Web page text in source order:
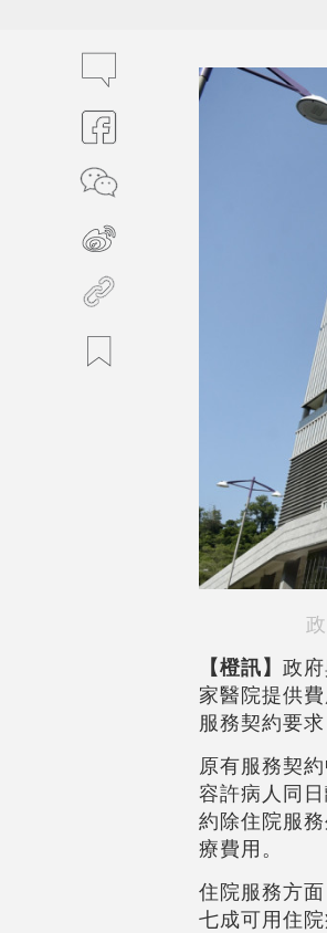
【橙訊】 政
家醫院提供
服務契約要
原有服務契
容許病人同
約除住院服
療費用。
住院服務方
七成可用住